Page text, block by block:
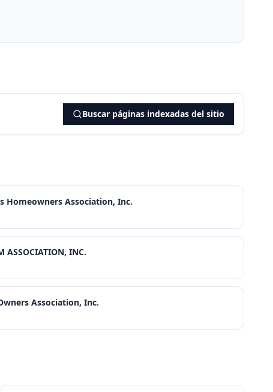
Buscar páginas indexadas del sitio
Homeowners Association, Inc.
ASSOCIATION, INC.
Association, Inc.